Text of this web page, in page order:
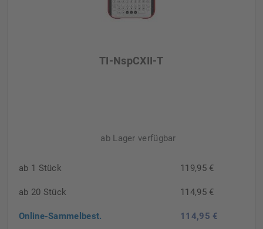
TI-NspCXII-T
ab Lager verfügbar
ab 1 Stück 119,95 €
ab 20 Stück 114,95 €
Online-Sammelbest. 114,95 €